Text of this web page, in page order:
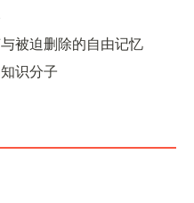
被迫删除的自由记忆
识分子